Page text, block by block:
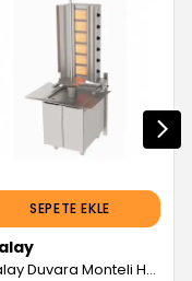
SEPETE EKLE
Atalay Duvara Monteli Hareketli Alt Arabalı Döner Sabit Makinesi, 6 Radyanlı, LPG'li (Servis Garantili)